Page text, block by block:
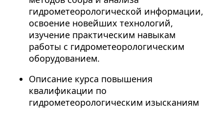
гидрометеорологической информации,
освоение новейших технологий,
изучение практическим навыкам
работы с гидрометеорологическим
оборудованием.
Описание курса повышения
квалификации по
гидрометеорологическим изысканиям